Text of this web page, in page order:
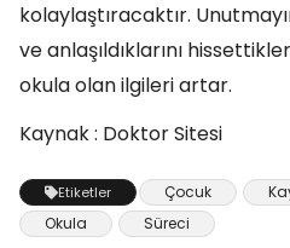
kolaylaştıracaktır.
ve anlaşıldıklarını
okula olan ilgileri artar.
Kaynak : Doktor Sitesi
Etiketler Çocuk
Okula
Süreci